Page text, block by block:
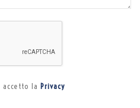
accetto la Privacy